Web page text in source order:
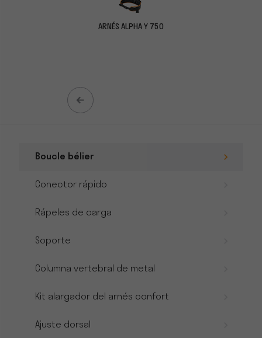
ARNÉS ALPHA Y 750
Boucle bélier
Conector rápido
Rápeles de carga
Soporte
Columna vertebral de metal
Kit alargador del arnés confort
Ajuste dorsal